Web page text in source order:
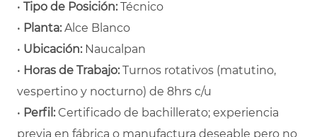
• Tipo de Posición: Técnico
• Planta: Alce Blanco
• Ubicación: Naucalpan
• Horas de Trabajo: Turnos rotativos (matutino,
vespertino y nocturno) de 8hrs c/u
• Perfil: Certificado de bachillerato; experiencia
previa en fábrica o manufactura deseable pero no